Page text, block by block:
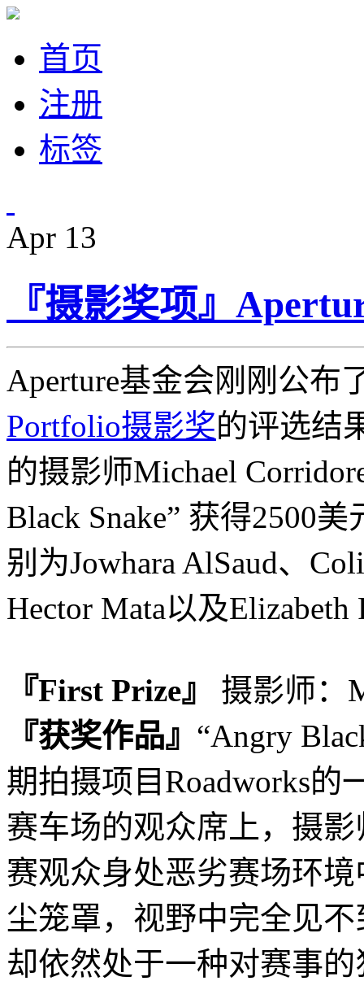
首页
注册
标签
Apr 13
『摄影奖项』
Aperture基金会刚刚公布
Portfolio摄影奖的评选结
的摄影师Michael
Black Snake” 获得2500
别为Jowhara AlSaud、
Hector Mata以及Elizabeth
『First Prize』
摄影师：
『获奖作品』 “Angry
期拍摄项目Roadworks
赛车场的观众席上，摄
赛观众身处恶劣赛场环
尘笼罩，视野中完全见
却依然处于一种对赛事